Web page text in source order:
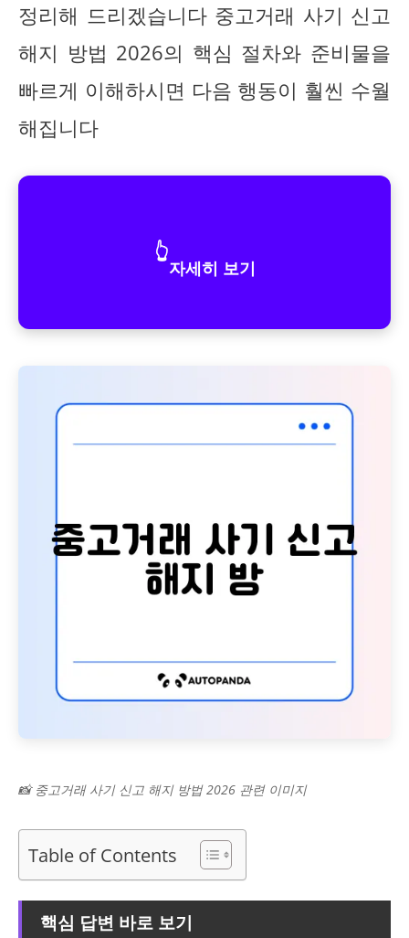
정리해 드리겠습니다 중고거래 사기 신고
해지 방법 2026의 핵심 절차와 준비물을
빠르게 이해하시면 다음 행동이 훨씬 수월
해집니다
👆
자세히 보기
📸 중고거래 사기 신고 해지 방법 2026 관련 이미지
Table of Contents
핵심 답변 바로 보기